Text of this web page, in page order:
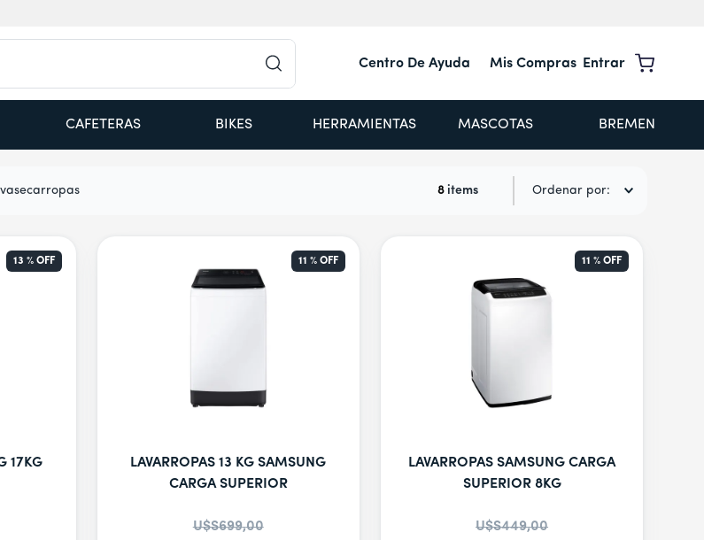
Centro De Ayuda
Mis Compras Entrar
CAFETERAS BIKES HERRAMIENTAS MASCOTAS BREMEN
8 Ordenar por
17KG
13 %OFF
LAVARROPAS 13 KG SAMSUNG
CARGA SUPERIOR
U$S699,00
11 %OFF
LAVARROPAS SAMSUNG CARGA
SUPERIOR 8KG
U$S449,00
11 % OFF